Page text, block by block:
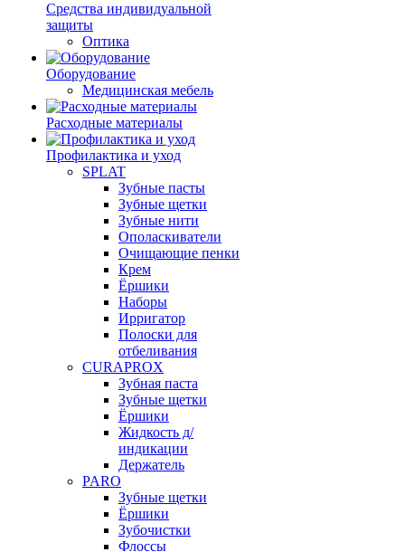
Средства индивидуальной
защиты
Оптика
Оборудование
Медицинская мебель
Расходные материалы
Профилактика и уход
SPLAT
Зубные пасты
Зубные щетки
Зубные нити
Ополаскиватели
Очищающие пенки
Крем
Ёршики
Наборы
Ирригатор
Полоски для
отбеливания
CURAPROX
Зубная паста
Зубные щетки
Ёршики
Жидкость д/
индикации
Держатель
PARO
Зубные щетки
Ёршики
Зубочистки
Флоссы